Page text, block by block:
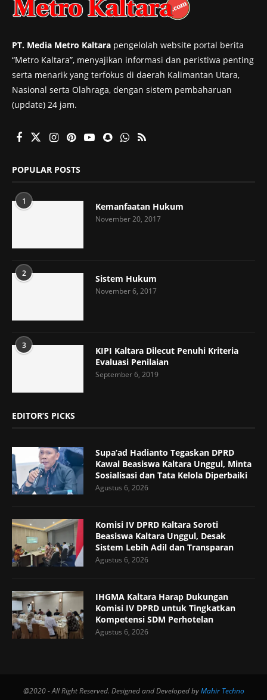
PT. Media Metro Kaltara pengelolah website portal berita
“Metro Kaltara”, menyajikan informasi dan peristiwa penting
serta menarik yang terfokus di daerah Kalimantan Utara,
Nasional serta Olahraga, dengan sistem pembaharuan
(update) 24 jam.
POPULAR POSTS
1 Kemanfaatan Hukum
November 20, 2017
2 Sistem Hukum
November 6, 2017
3
KIPI Kaltara Dilecut Penuhi Kriteria
Evaluasi Penilaian
September 6, 2019
EDITOR’S PICKS
Supa’ad Hadianto Tegaskan DPRD
Kawal Beasiswa Kaltara Unggul, Minta
Sosialisasi dan Tata Kelola Diperbaiki
Agustus 6, 2026
Komisi IV DPRD Kaltara Soroti
Beasiswa Kaltara Unggul, Desak
Sistem Lebih Adil dan Transparan
Agustus 6, 2026
IHGMA Kaltara Harap Dukungan
Komisi IV DPRD untuk Tingkatkan
Kompetensi SDM Perhotelan
Agustus 6, 2026
@2020 - All Right Reserved. Designed and Developed byMahir Techno